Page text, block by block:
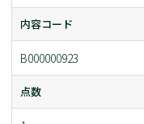
内容コード
B000000923
点数